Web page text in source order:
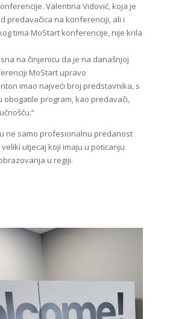
Valentina Vidović, koja je
predavačica na konferenciji, ali i
tima MoStart konferencije, nije krila
na činjenicu da je na današnjoj
MoStart upravo
imao najveći broj predstavnika, s
obogatile program, kao predavači,
ne samo profesionalnu predanost
veliki utjecaj koji imaju u poticanju
u regiji.